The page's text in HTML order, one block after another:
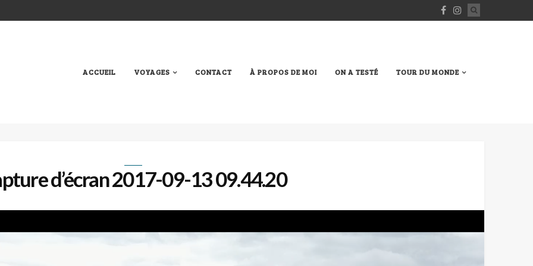
ACCUEIL VOYAGES CONTACT À PROPOS DE MOI ON A TESTÉ TOUR DU MONDE
d’écran 2017-09-13 09.44.20